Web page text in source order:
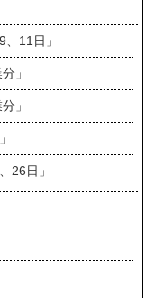
11日」
」
」
26日」